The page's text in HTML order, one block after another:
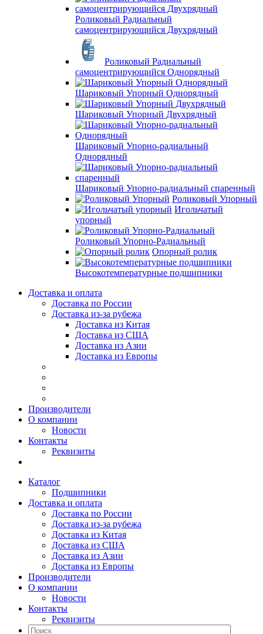
Роликовый Радиальный
самоцентрирующийся Двухрядный
Роликовый Радиальный
самоцентрирующийся Однорядный
Шариковый Упорный Однорядный
Шариковый Упорный Двухрядный
Шариковый Упорно-радиальный
Однорядный
Шариковый Упорно-радиальный спаренный
Роликовый Упорный
Игольчатый
упорный
Роликовый Упорно-Радиальный
Опорный ролик
Высокотемпературные подшипники
Доставка и оплата
Доставка по России
Доставка из-за рубежа
Доставка из Китая
Доставка из США
Доставка из Азии
Доставка из Европы
Производители
О компании
Новости
Контакты
Реквизиты
Каталог
Подшипники
Доставка и оплата
Доставка по России
Доставка из-за рубежа
Доставка из Китая
Доставка из США
Доставка из Азии
Доставка из Европы
Производители
О компании
Новости
Контакты
Реквизиты